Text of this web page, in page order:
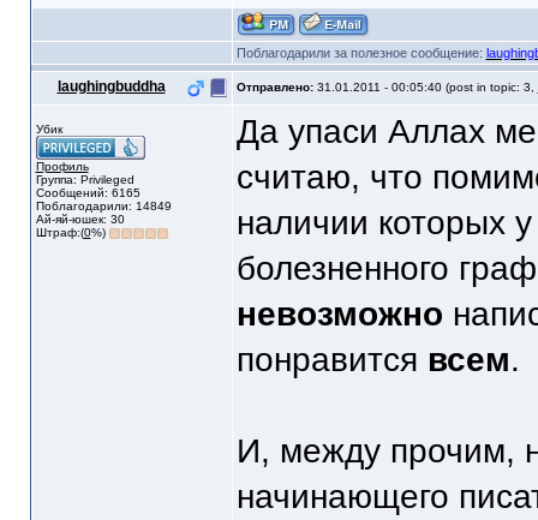
Поблагодарили за полезное сообщение:
laughingbuddha Отправлено: 31.01.2011 - 00:05:40 (post in topic: 3,
Убик
Профиль
Группа: Privileged
Сообщений: 6165
Поблагодарили: 14849
Ай-яй-юшек: 30
Штраф:(0%)
Да упаси Аллах
считаю, что
наличии которых
болезненного
невозможно
понравится всем.
И, между прочим,
начинающего